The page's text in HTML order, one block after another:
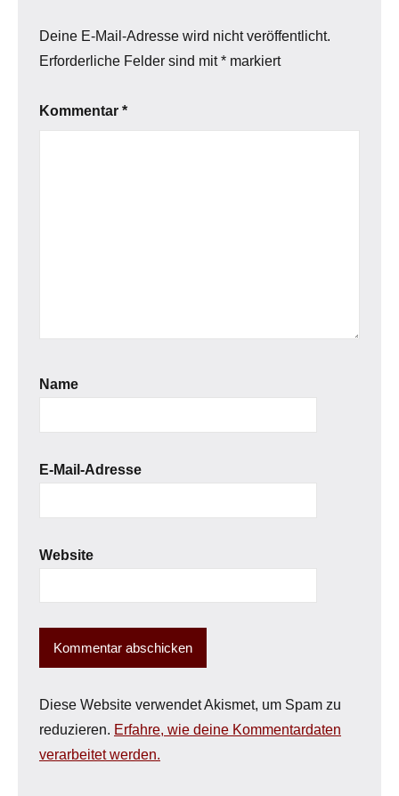
Deine E-Mail-Adresse wird nicht veröffentlicht.
Erforderliche Felder sind mit* markiert
Kommentar *
Name
E-Mail-Adresse
Website
Diese Website verwendet Akismet, um Spam zu
reduzieren. Erfahre, wie deine Kommentardaten
verarbeitet werden.